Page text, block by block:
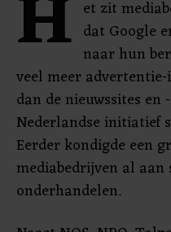
H et zit
dat Google
naar hun
veel meer
dan de nieuwssites en
Nederlandse initiatief
Eerder kondigde een
mediabedrijven al
onderhandelen.